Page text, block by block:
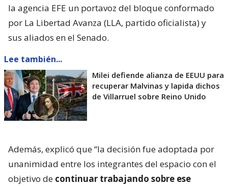
la agencia EFE un portavoz del bloque conformado
por La Libertad Avanza (LLA, partido oficialista) y
sus aliados en el Senado.
Lee también...
Milei defiende alianza de EEUU para
recuperar Malvinas y lapida dichos
de Villarruel sobre Reino Unido
Además, explicó que “la decisión fue adoptada por
unanimidad entre los integrantes del espacio con el
objetivo de continuar trabajando sobre ese